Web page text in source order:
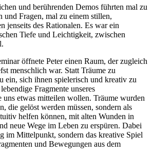
und berührenden Demos führten mal zu
und Fragen, mal zu einem stillen,
jenseits des Rationalen. Es war ein
Tiefe und Leichtigkeit, zwischen
öffnete Peter einen Raum, der zugleich
menschlich war. Statt Träume zu
ein, sich ihnen spielerisch und kreativ zu
Fragmente unseres
uns etwas mitteilen wollen. Träume wurden
die gelöst werden müssen, sondern als
helfen können, mit alten Wunden in
neue Wege im Leben zu erspüren. Dabei
im Mittelpunkt, sondern das kreative Spiel
und Bewegungen aus dem